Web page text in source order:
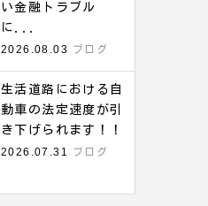
い金融トラブル
に...
2026.08.03 ブログ
生活道路における自
動車の法定速度が引
き下げられます！！
2026.07.31
ブログ